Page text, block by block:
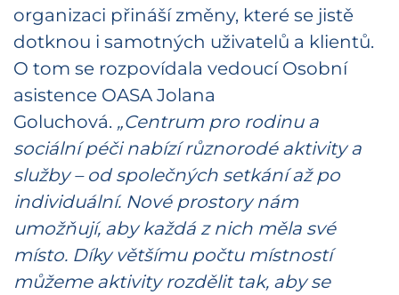
organizaci přináší změny, které se jistě
dotknou i samotných uživatelů a klientů.
O tom se rozpovídala vedoucí Osobní
asistence OASA Jolana
Goluchová. „Centrum pro rodinu a
sociální péči nabízí různorodé aktivity a
služby – od společných setkání až po
individuální. Nové prostory nám
umožňují, aby každá z nich měla své
místo. Díky většímu počtu místností
můžeme aktivity rozdělit tak, aby se